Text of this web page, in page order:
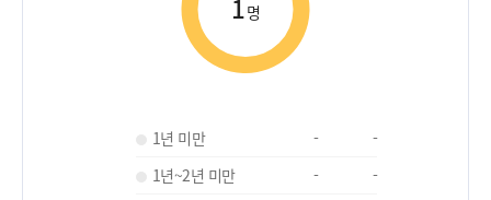
1명
1년 미만 -
-
1년~2년 미만
-
-